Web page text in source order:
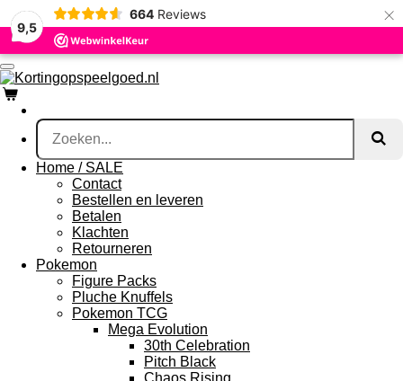
9,5
664 Reviews ×
Ga
direct
naar
de
hoofdinhoud
Home / SALE
Contact
Bestellen en leveren
Betalen
Klachten
Retourneren
Pokemon
Figure Packs
Pluche Knuffels
Pokemon TCG
Mega Evolution
30th Celebration
Pitch Black
Chaos Rising